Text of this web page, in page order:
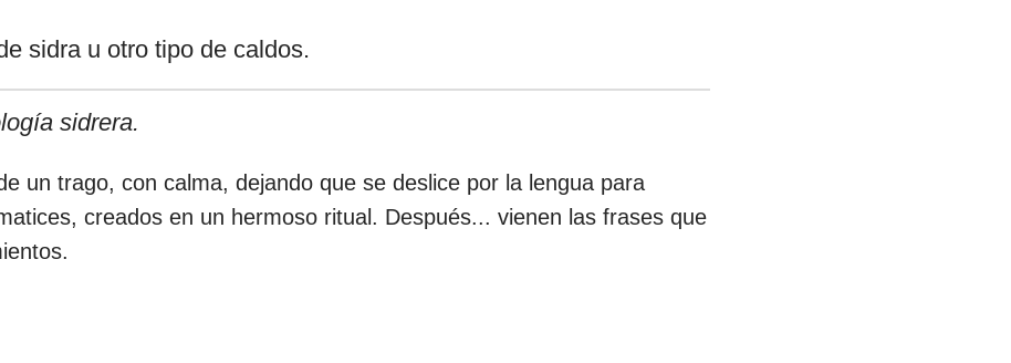
sidra u otro tipo de caldos.
sidrera.
un trago, con calma, dejando que se deslice por la lengua para
creados en un hermoso ritual. Después... vienen las frases que